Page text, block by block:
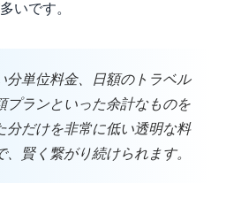
いです。
分単位料金、日額のトラベル
プランといった余計なものを
分だけを非常に低い透明な料
賢く繋がり続けられます。